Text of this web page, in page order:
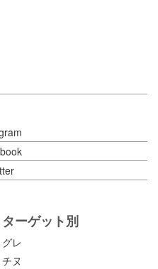
ターゲット別
グレ
チヌ